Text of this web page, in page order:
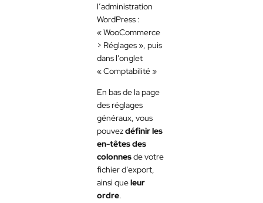
l’administration
WordPress :
« WooCommerce
> Réglages », puis
dans l’onglet
« Comptabilité »
En bas de la page
des réglages
généraux, vous
pouvezdéfinir les
en-têtes des
colonnesde votre
fichier d’export,
ainsi queleur
ordre.